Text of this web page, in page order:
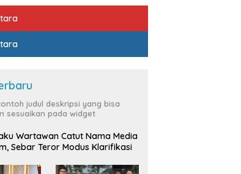
judul deskripsi yang bisa
sesuaikan pada widget
Wartawan Catut Nama Media
Sebar Teror Modus Klarifikasi